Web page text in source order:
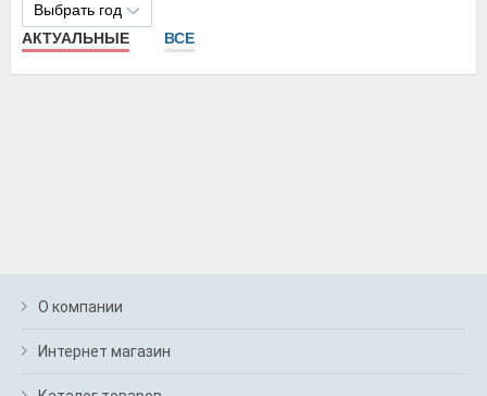
Выбрать год
АКТУАЛЬНЫЕ
ВСЕ
О компании
Интернет магазин